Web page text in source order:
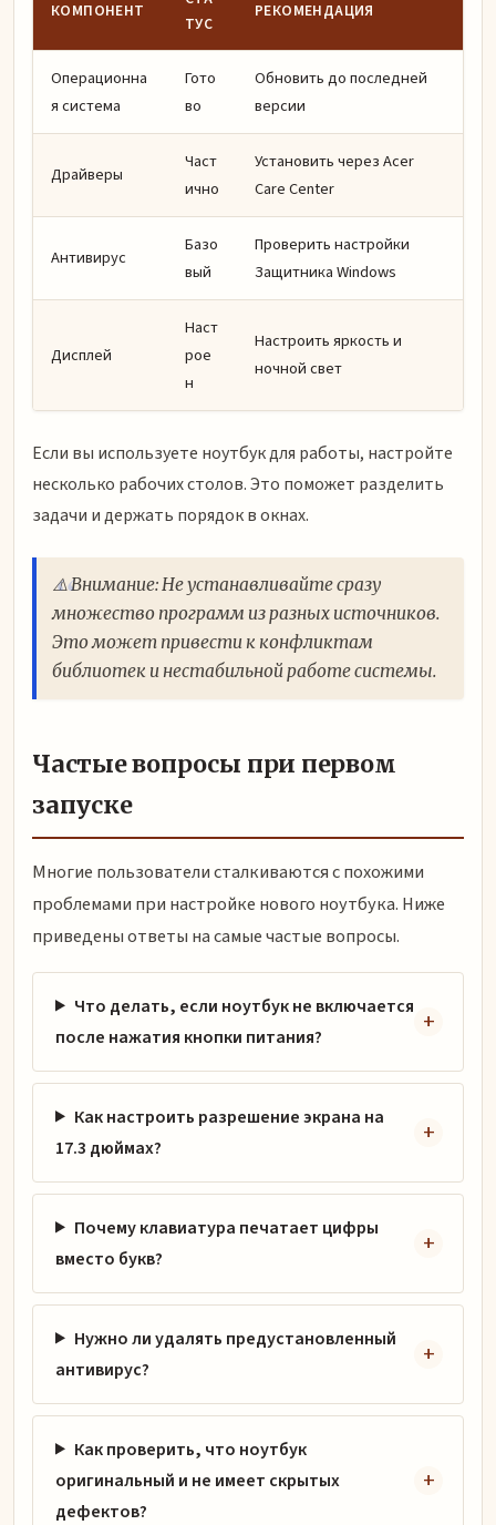
КОМПОНЕНТ
ТУС
РЕКОМЕНДАЦИЯ
Операционна
я система
Гото
во
Обновить до последней
версии
Драйверы
Част
ично
Установить через Acer
Care Center
Антивирус
Базо
вый
Проверить настройки
Защитника Windows
Дисплей
Наст
рое
н
Настроить яркость и
ночной свет
Если вы используете ноутбук для работы, настройте
несколько рабочих столов. Это поможет разделить
задачи и держать порядок в окнах.
⚠️ Внимание: Не устанавливайте сразу
множество программ из разных источников.
Это может привести к конфликтам
библиотек и нестабильной работе системы.
Частые вопросы при первом
запуске
Многие пользователи сталкиваются с похожими
проблемами при настройке нового ноутбука. Ниже
приведены ответы на самые частые вопросы.
Что делать, если ноутбук не включается
после нажатия кнопки питания?
Как настроить разрешение экрана на
17.3 дюймах?
Почему клавиатура печатает цифры
вместо букв?
Нужно ли удалять предустановленный
антивирус?
Как проверить, что ноутбук
оригинальный и не имеет скрытых
дефектов?